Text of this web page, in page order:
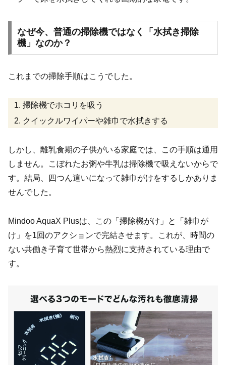
なぜ今、普通の掃除機ではなく「水拭き掃除
機」なのか？
これまでの掃除手順はこうでした。
掃除機でホコリを吸う
クイックルワイパーや雑巾で水拭きする
しかし、離乳食期の子供がいる家庭では、この手順は通用
しません。こぼれたお粥や牛乳は掃除機で吸えないからで
す。結局、四つん這いになって雑巾がけをするしかありま
せんでした。
Mindoo AquaX Plusは、この「掃除機がけ」と「雑巾が
け」を1回のアクションで完結させます。これが、時間の
ない共働き子育て世帯から熱烈に支持されている理由で
す。